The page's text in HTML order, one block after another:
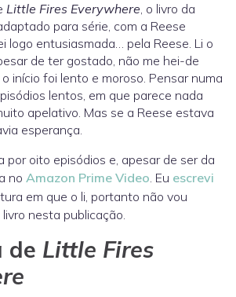
Little Fires Everywhere, o livro da
para série, com a Reese
logo entusiasmada… pela Reese. Li o
de ter gostado, não me hei-de
início foi lento e moroso. Pensar numa
lentos, em que parece nada
apelativo. Mas se a Reese estava
esperança.
por oito episódios e, apesar de ser da
no Amazon Prime Video. Eu escrevi
em que o li, portanto não vou
nesta publicação.
de Little Fires